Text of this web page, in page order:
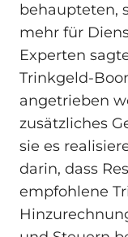
behaupteten,
mehr für
Experten
Trinkgeld-
angetrieben
zusätzliches
sie es
darin, dass
empfohlene